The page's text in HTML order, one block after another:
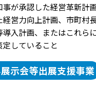
事が承認した経営革新計
経営力向上計画、市町村
導入計画、またはこれら
定していること
示会等出展支援事業